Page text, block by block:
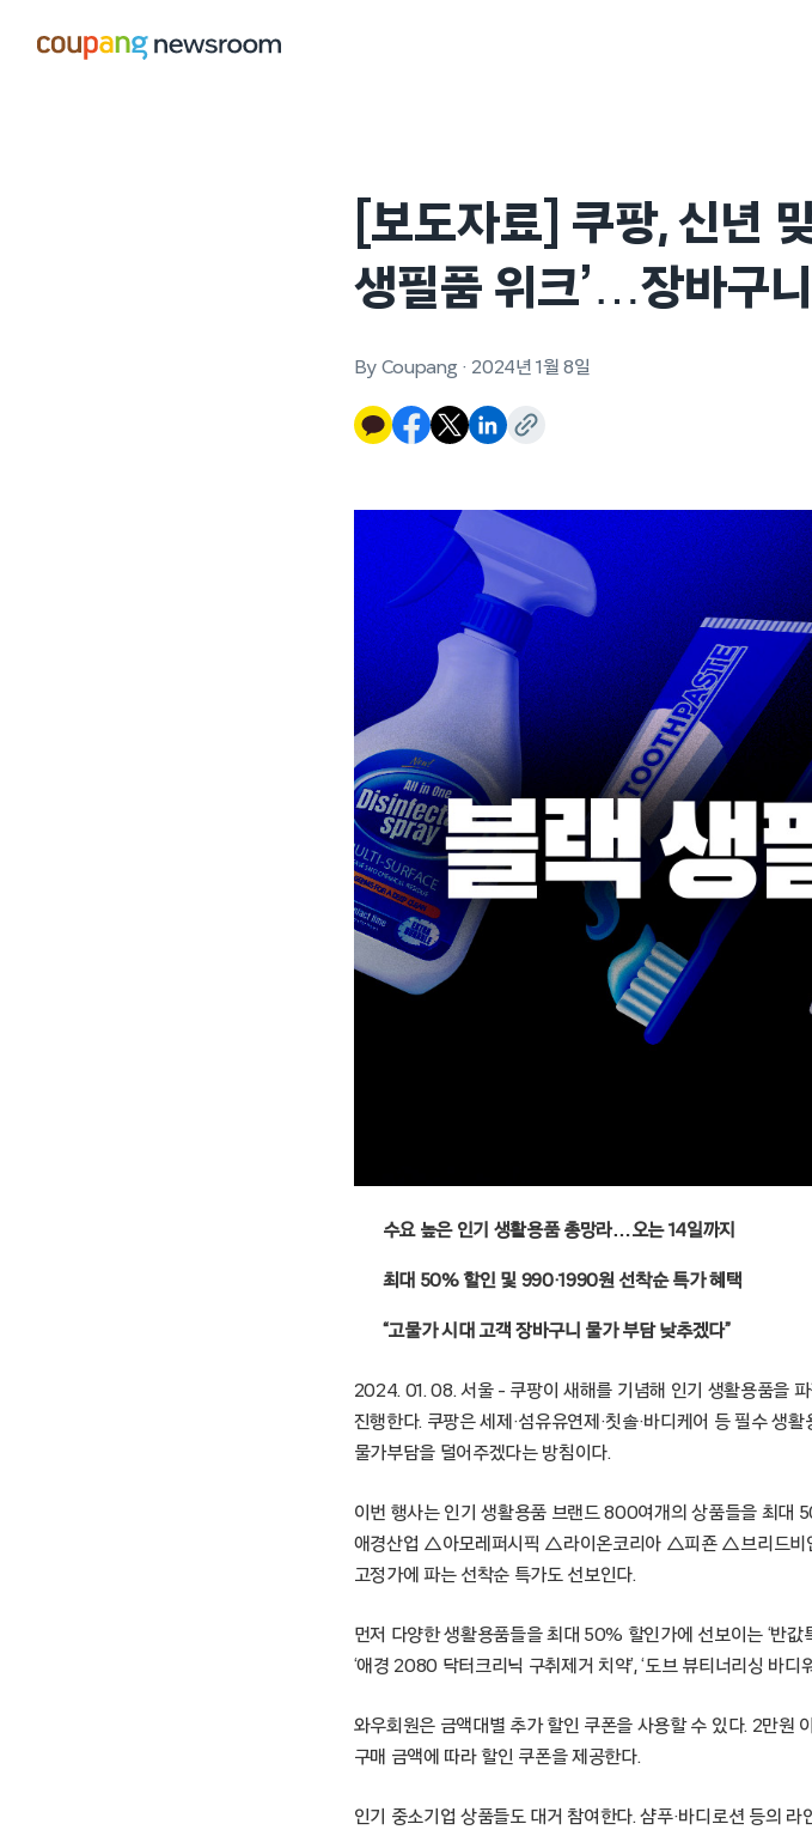
[보도자료] 쿠팡, 신년
생필품 위크’…장바구
By Coupang · 2024년 1월 8일
수요 높은 인기 생활용품 총망라…오는 14일까지
최대 50% 할인 및 990·1990원 선착순 특가 혜택
“고물가 시대 고객 장바구니 물가 부담 낮추겠다”
2024. 01. 08. 서울 – 쿠팡이 새해를 기념해 인기 생활용품을 파
진행한다. 쿠팡은 세제·섬유유연제·칫솔·바디케어 등 필수 생
물가부담을 덜어주겠다는 방침이다.
이번 행사는 인기 생활용품 브랜드 800여개의 상품들을 최
애경산업 △아모레퍼시픽 △라이온코리아 △피죤 △브리드비
고정가에 파는 선착순 특가도 선보인다.
먼저 다양한 생활용품들을 최대 50% 할인가에 선보이는 ‘반
‘애경 2080 닥터크리닉 구취제거 치약’, ‘도브 뷰티너리싱 바디
와우회원은 금액대별 추가 할인 쿠폰을 사용할 수 있다. 2만
구매 금액에 따라 할인 쿠폰을 제공한다.
인기 중소기업 상품들도 대거 참여한다. 샴푸·바디로션 등의 라